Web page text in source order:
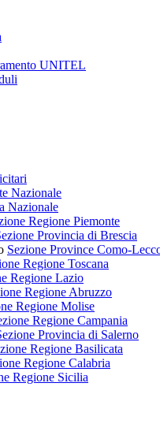
UNITEL
Nazionale
Nazionale
Regione Piemonte
Provincia di Brescia
Sezione Province Como-
Regione Toscana
Regione Lazio
Regione Abruzzo
Regione Molise
Regione Campania
Provincia di Salerno
Regione Basilicata
Regione Calabria
Regione Sicilia